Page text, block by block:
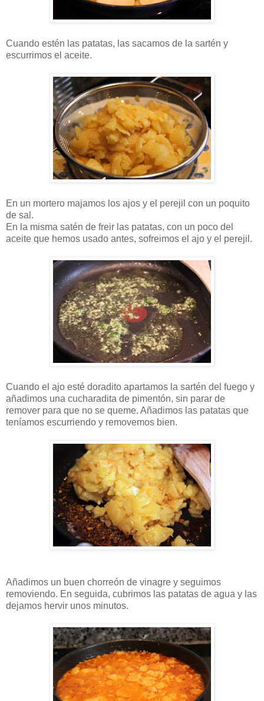
Cuando estén las patatas, las sacamos de la sartén y
escurrimos el aceite.
En un mortero majamos los ajos y el perejil con un poquito
de sal.
En la misma satén de freir las patatas, con un poco del
aceite que hemos usado antes, sofreimos el ajo y el perejil.
Cuando el ajo esté doradito apartamos la sartén del fuego y
añadimos una cucharadita de pimentón, sin parar de
remover para que no se queme. Añadimos las patatas que
teníamos escurriendo y removemos bien.
Añadimos un buen chorreón de vinagre y seguimos
removiendo. En seguida, cubrimos las patatas de agua y las
dejamos hervir unos minutos.